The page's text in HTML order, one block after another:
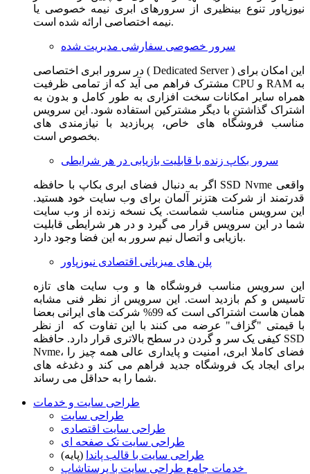
نیوزپاور تنوع بینظیری از سرورهای ابری نیمه خصوصی یا
نیمه اختصاصی ارائه شده است.
سرور خصوصی سفارشی مدیریت شده
در سرور ابری اختصاصی ( Dedicated Server ) این امکان برای
مشترک فراهم می آید که از تمامی ظرفیت CPU و RAM به
همراه سایر امکانات سخت افزاری به طور کامل و بدون به
اشتراک گذاشتن با دیگر مشترکین استفاده شود. این سرویس
مناسب فروشگاه های خاص، پربازدید با نیازمندی های
بخصوص است.
سرور بکاپ زنده با قابلیت بازیابی در هر شرایطی
اگر به دنبال فضای ابری بکاپ با حافظه SSD Nvme واقعی
قدرتمند از شرکت هتزنر آلمان برای وب سایت خود هستید.
این سرویس مناسب شماست. یک نسخه زنده از وب سایت
شما در این سرویس قرار می گیرد و در هر شرایطی قابلیت
بازیابی و اتصال نیم سرور به این فضا وجود دارد.
پلن های میزبانی اقتصادی نیوزپاور
این سرویس مناسب فروشگاه ها و وب سایت های تازه
تاسیس و کم بازدید است. این سرویس از نظر فنی مشابه
همان هاست اشتراکی است که 99% شرکت های ایرانی بعضا
با قیمتی "گزاف" عرضه می کنند با این تفاوت که از نظر
کیفی یک سر و گردن در سطح بالاتری قرار دارد. حافظه SSD
Nvme، فضای کاملا ابری، امنیت و پایداری عالی همه چیز را
برای ایجاد یک فروشگاه جدید فراهم می کند و دغدغه های
شما را به حداقل می رساند.
طراحی سایت و خدمات
طراحی سایت
طراحی سایت اقتصادی
طراحی سایت تک صفحه ای
طراحی سایت با قالب پاندا (پایه)